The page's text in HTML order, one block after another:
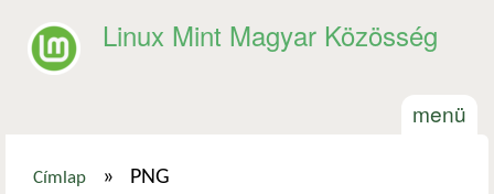
Linux Mint Magyar Közösség
menü
Címlap » PNG